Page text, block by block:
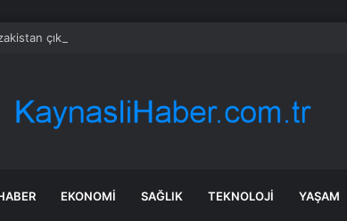
çıkarması… İzmir ile üç kent arasında ticaret ve kültür
EKONOMI SAĞLIK TEKNOLOJI YAŞAM